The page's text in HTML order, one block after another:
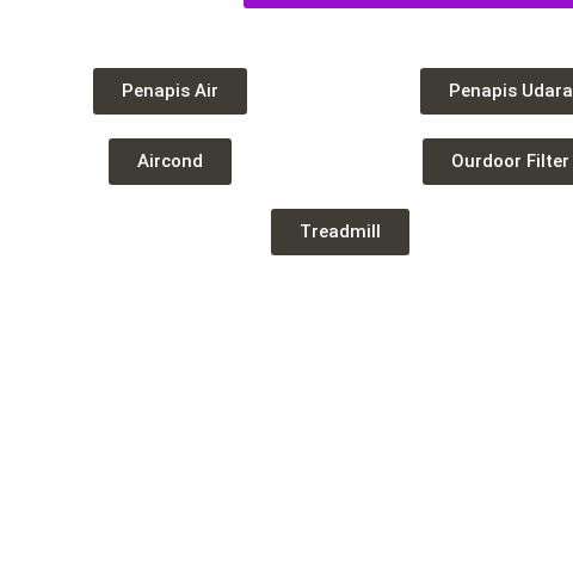
Penapis Air Penapis Udara
Aircond Ourdoor Filter
Treadmill